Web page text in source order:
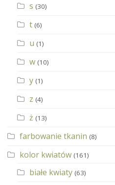
s (30)
t (6)
u (1)
w (10)
y (1)
z (4)
ż (13)
farbowanie tkanin (8)
kolor kwiatów (161)
białe kwiaty (63)